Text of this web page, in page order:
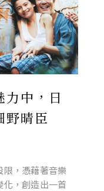
中，日
野晴臣
限，憑藉著音樂
化，創造出一首